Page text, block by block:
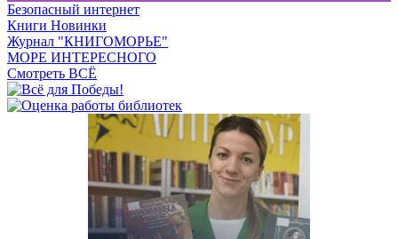
Безопасный интернет
Книги Новинки
Журнал "КНИГОМОРЬЕ"
МОРЕ ИНТЕРЕСНОГО
Смотреть ВСЁ